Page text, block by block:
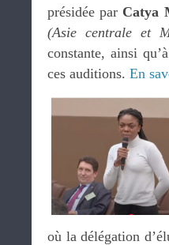
présidée par Catya
(Asie centrale et
constante, ainsi
ces auditions. En
où la délégation